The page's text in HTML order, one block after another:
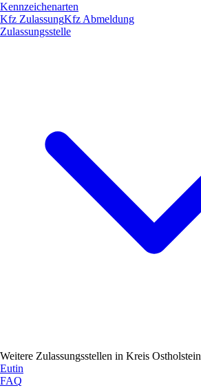
Kennzeichenarten
Kfz ZulassungKfz Abmeldung
Zulassungsstelle
Weitere Zulassungsstellen in Kreis Ostholstein
Eutin
FAQ